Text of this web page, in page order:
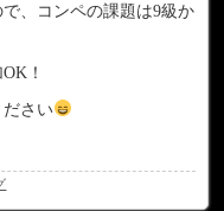
、コンペの課題は9級か
！
ださい